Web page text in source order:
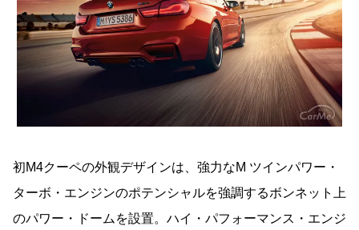
初M4クーペの外観デザインは、強力なM ツインパワー・
ターボ・エンジンのポテンシャルを強調するボンネット上
のパワー・ドームを設置。ハイ・パフォーマンス・エンジ